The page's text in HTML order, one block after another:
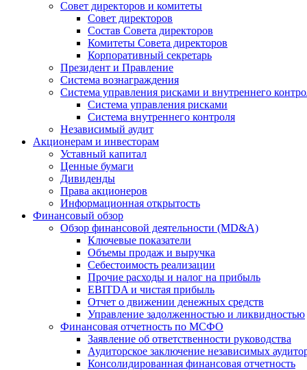
Совет директоров и комитеты
Совет директоров
Состав Совета директоров
Комитеты Совета директоров
Корпоративный секретарь
Президент и Правление
Система вознаграждения
Система управления рисками и внутреннего
Система управления рисками
Система внутреннего контроля
Независимый аудит
Акционерам и инвесторам
Уставный капитал
Ценные бумаги
Дивиденды
Права акционеров
Информационная открытость
Финансовый обзор
Обзор финансовой деятельности (MD&A)
Ключевые показатели
Объемы продаж и выручка
Себестоимость реализации
Прочие расходы и налог на прибыль
EBITDA и чистая прибыль
Отчет о движении денежных средств
Управление задолженностью и ликвидностью
Финансовая отчетность по МСФО
Заявление об ответственности руководства
Аудиторское заключение независимых
Консолидированная финансовая отчетность